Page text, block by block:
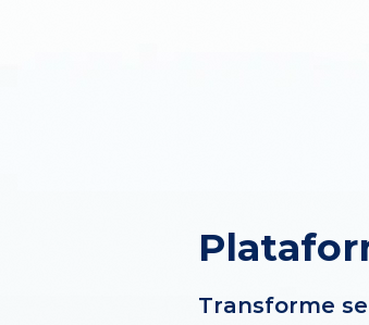
Transforme